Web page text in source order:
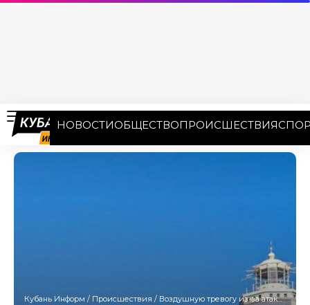
НОВОСТИОБЩЕСТВОПРОИСШЕСТВИЯ
Кубань Информ / Происшествия / Воздушную тревогу из-за атаки БПЛА и БЭК объявили второй раз за утро в Анапе